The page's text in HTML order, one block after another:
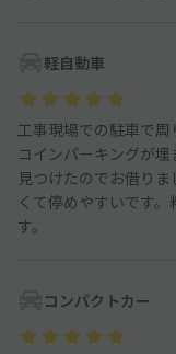
軽自動車
工事現場での駐車で周
コインパーキングが
見つけたのでお借り
くて停めやすいです
す。
コンパクトカー